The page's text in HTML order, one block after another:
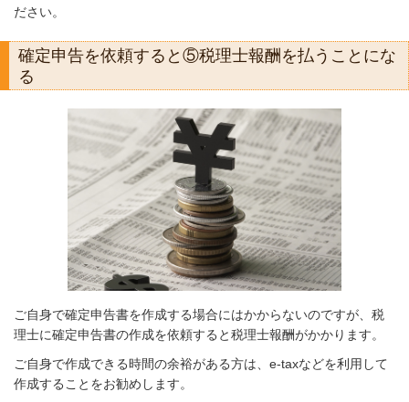
ださい。
確定申告を依頼すると⑤税理士報酬を払うことにな
る
ご自身で確定申告書を作成する場合にはかからないのですが、税
理士に確定申告書の作成を依頼すると税理士報酬がかかります。
ご自身で作成できる時間の余裕がある方は、e-taxなどを利用して
作成することをお勧めします。